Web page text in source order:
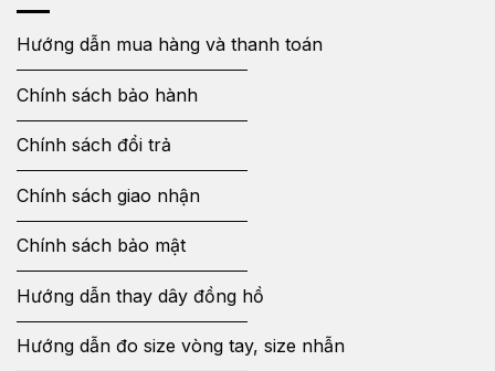
Hướng dẫn mua hàng và thanh toán
Chính sách bảo hành
Chính sách đổi trả
Chính sách giao nhận
Chính sách bảo mật
Hướng dẫn thay dây đồng hồ
Hướng dẫn đo size vòng tay, size nhẫn